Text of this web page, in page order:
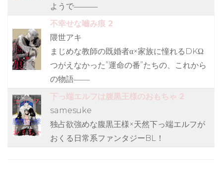
ようで―――
不幸せな嚙み痕 2
隈世アキ
まじめな教師の既婚者α×家族に憧れるDKΩ
つがえなかった”運命の番”たちの、これから
の物語――
下っ端エルフは腹黒王様のおもちゃ 2
samesuke
独占欲強めな腹黒王様×天然下っ端エルフが
おくる日常系ファンタジーBL！